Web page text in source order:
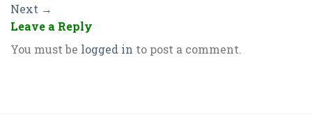
Next →
Leave a Reply
You must be logged in to post a comment.